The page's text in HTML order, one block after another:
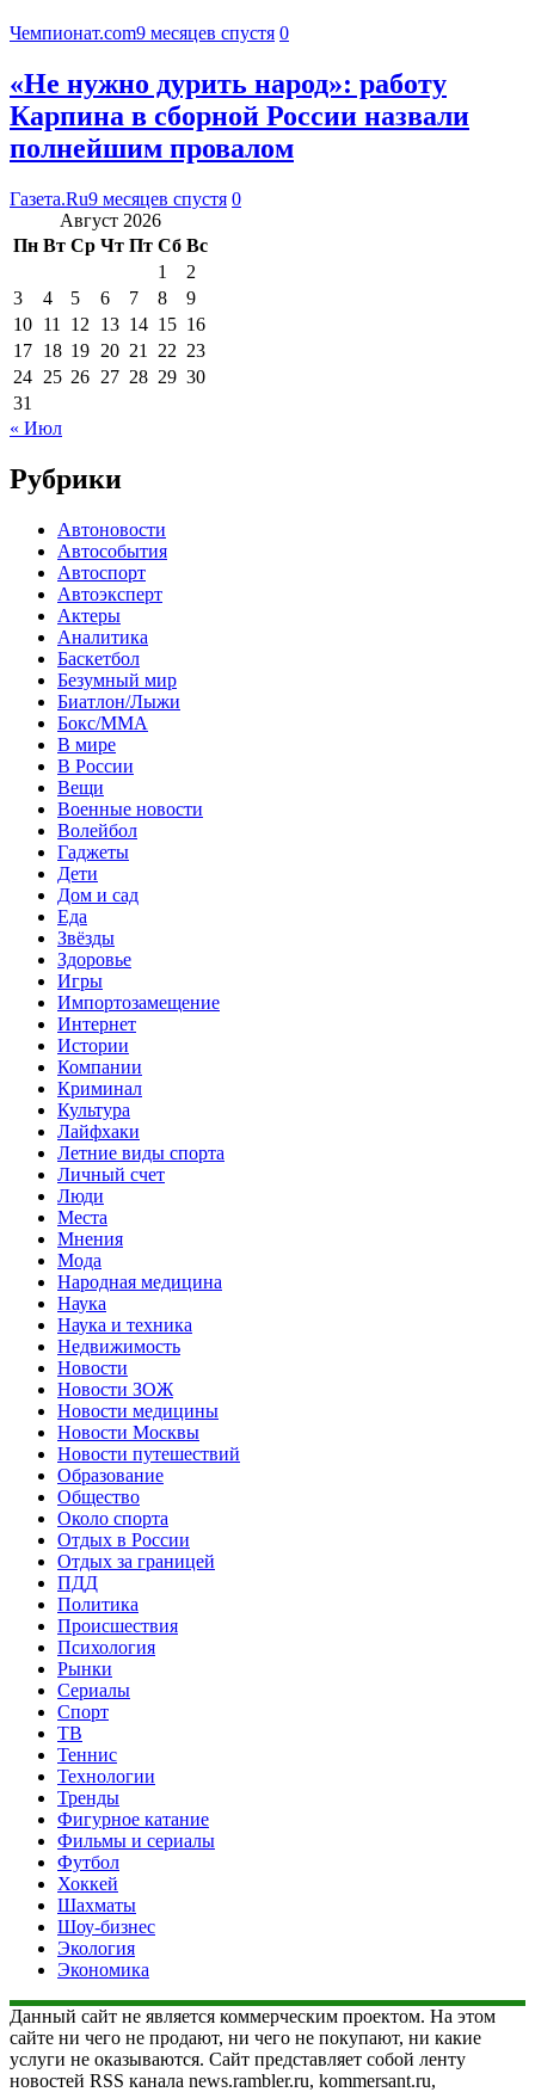
Чемпионат.com9 месяцев спустя 0
«Не нужно дурить народ»: работу
Карпина в сборной России назвали
полнейшим провалом
Газета.Ru9 месяцев спустя 0
Август 2026
Пн Вт Ср Чт Пт Сб Вс
1
2
3
4 5 6 7 8
9
10 11 12 13 14 15 16
17 18 19 20 21 22 23
24 25 26 27 28 29 30
31
« Июл
Рубрики
Автоновости
Автособытия
Автоспорт
Автоэксперт
Актеры
Аналитика
Баскетбол
Безумный мир
Биатлон/Лыжи
Бокс/MMA
В мире
В России
Вещи
Военные новости
Волейбол
Гаджеты
Дети
Дом и сад
Еда
Звёзды
Здоровье
Игры
Импортозамещение
Интернет
Истории
Компании
Криминал
Культура
Лайфхаки
Летние виды спорта
Личный счет
Люди
Места
Мнения
Мода
Народная медицина
Наука
Наука и техника
Недвижимость
Новости
Новости ЗОЖ
Новости медицины
Новости Москвы
Новости путешествий
Образование
Общество
Около спорта
Отдых в России
Отдых за границей
ПДД
Политика
Происшествия
Психология
Рынки
Сериалы
Спорт
ТВ
Теннис
Технологии
Тренды
Фигурное катание
Фильмы и сериалы
Футбол
Хоккей
Шахматы
Шоу-бизнес
Экология
Экономика
Данный сайт не является коммерческим проектом. На этом
сайте ни чего не продают, ни чего не покупают, ни какие
услуги не оказываются. Сайт представляет собой ленту
новостей RSS канала news.rambler.ru, kommersant.ru,